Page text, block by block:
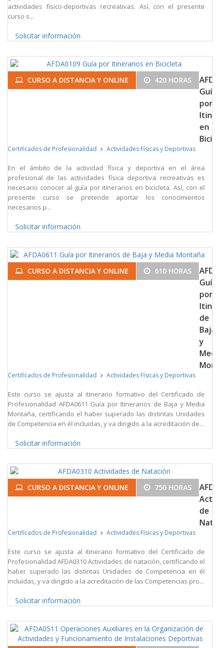
actividades físico-deportivas recreativas. Así, con el presente
curso s...
Solicitar información
CURSO A DISTANCIA Y ONLINE 420 HORAS
Guía
por
en
Certificados de Profesionalidad Actividades Físicas y Deportivas
En el ámbito de la actividad física y deportiva en el área
profesional de las actividades física deportiva recreativas es
necesario conocer al guía por itinerarios en bicicleta. Así, con el
presente curso se pretende aportar los conocimientos
necesarios p...
Solicitar información
CURSO A DISTANCIA Y ONLINE 610 HORAS
Guía
por
de
Baja
y
Certificados de Profesionalidad Actividades Físicas y Deportivas
Este curso se ajusta al itinerario formativo del Certificado de
Profesionalidad AFDA0611 Guía por Itinerarios de Baja y Media
Montaña, certificando el haber superado las distintas Unidades
de Competencia en él incluidas, y va dirigido a la acreditación de...
Solicitar información
CURSO A DISTANCIA Y ONLINE 750 HORAS
de
Certificados de Profesionalidad Actividades Físicas y Deportivas
Este curso se ajusta al itinerario formativo del Certificado de
Profesionalidad AFDA0310 Actividades de natación, certificando el
haber superado las distintas Unidades de Competencia en él
incluidas, y va dirigido a la acreditación de las Competencias pro...
Solicitar información